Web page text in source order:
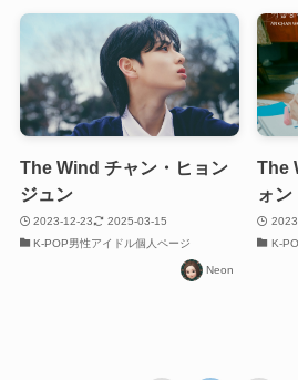
The Wind チャン・ヒョン
ジュン
2023-12-23
2025-03-15
K-POP男性アイドル個人ページ
Neon
The
ォン
K-